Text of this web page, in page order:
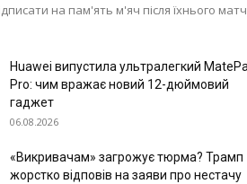
на пам'ять м'яч після їхнього
Huawei випустила ультралегкий
Pro: чим вражає новий 12-дюймовий
гаджет
06.08.2026
«Викривачам» загрожує тюрма? Трамп
жорстко відповів на заяви про нестачу